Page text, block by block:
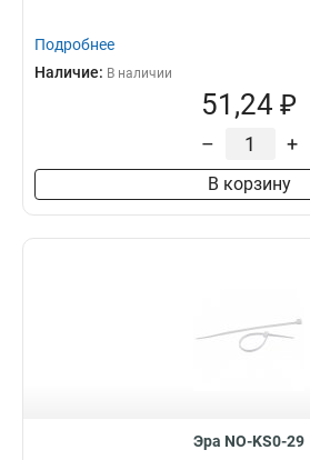
Подробнее
Наличие: В наличии
51,24 ₽
– +
В корзину
Эра NO-KS0-29